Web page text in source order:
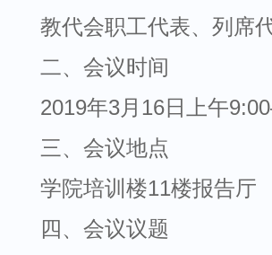
教代会职工代表、列席
二、会议时间
2019年3月 16日上午9:00
三、会议地点
学院培训楼11楼报告厅
四、会议议题